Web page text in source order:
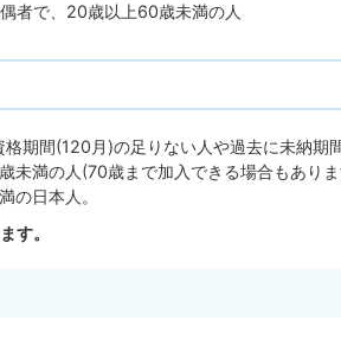
者で、20歳以上60歳未満の人
期間(120月)の足りない人や過去に未納期
未満の人(70歳まで加入できる場合もあり
の日本人。
す。